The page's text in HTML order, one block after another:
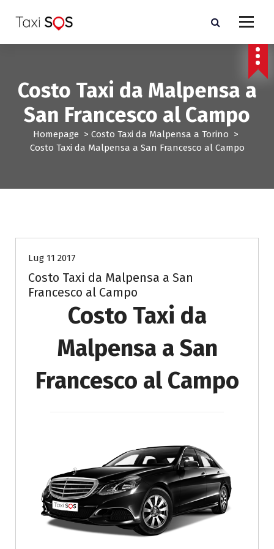
a
Costo Taxi da Malpensa a
San Francesco al Campo
Homepage > Costo Taxi da Malpensa a Torino >
Costo Taxi da Malpensa a San Francesco al Campo
Lug 11 2017
Costo Taxi da Malpensa a San
Francesco al Campo
Costo Taxi da
Malpensa a San
Francesco al Campo